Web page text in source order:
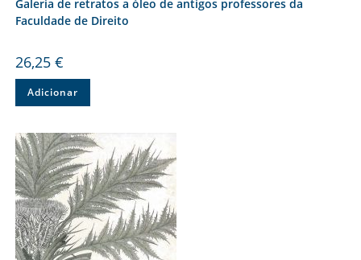
Galeria de retratos a óleo de antigos professores da
Faculdade de Direito
26,25 €
Adicionar